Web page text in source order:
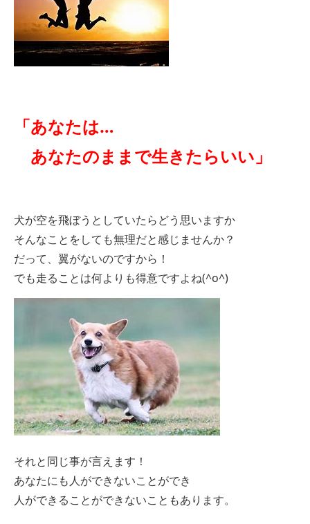
「あなたは…
あなたのままで生きたらいい」
犬が空を飛ぼうとしていたらどう思いますか
そんなことをしても無理だと感じませんか？
だって、翼がないのですから！
でも走ることは何よりも得意ですよね(^o^)
それと同じ事が言えます！
あなたにも人ができないことができ
人ができることができないこともあります。